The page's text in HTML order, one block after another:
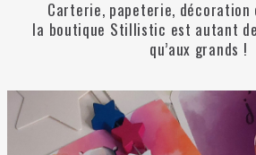
Carterie, papeterie, décoration
la boutique Stillistic est autant
qu’aux grands !